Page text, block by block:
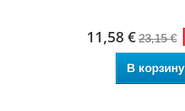
11,58 € 23,15 €
В корзину